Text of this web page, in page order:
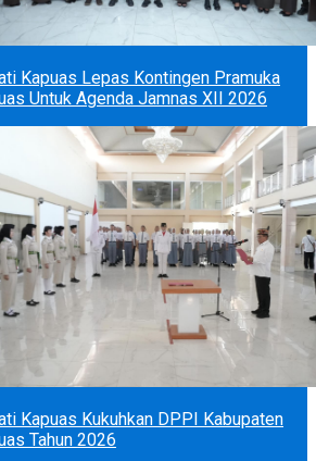
Kapuas Lepas Kontingen Pramuka
Untuk Agenda Jamnas XII 2026
Kapuas Kukuhkan DPPI Kabupaten
Tahun 2026